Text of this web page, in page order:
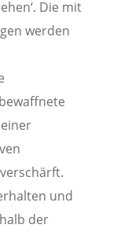
Die mit
werden
und
der